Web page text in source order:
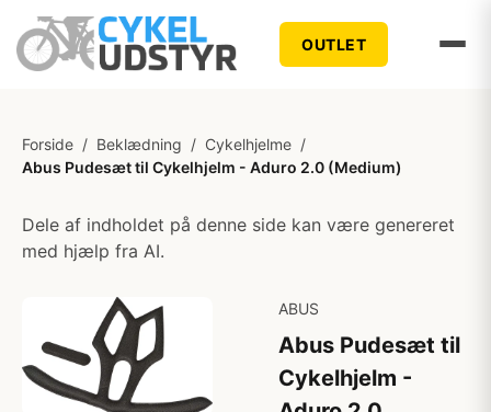
OUTLET
Forside / Beklædning / Cykelhjelme /
Abus Pudesæt til Cykelhjelm - Aduro 2.0 (Medium)
Dele af indholdet på denne side kan være genereret
med hjælp fra AI.
ABUS
Abus Pudesæt til
Cykelhjelm -